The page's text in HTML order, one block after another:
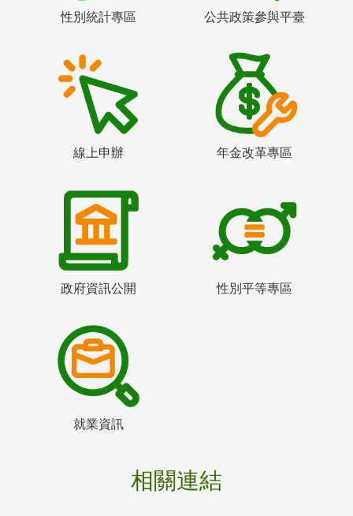
性別統計專區 公共政策參與平臺
線上申辦 年金改革專區
政府資訊公開 性別平等專區
就業資訊
相關連結